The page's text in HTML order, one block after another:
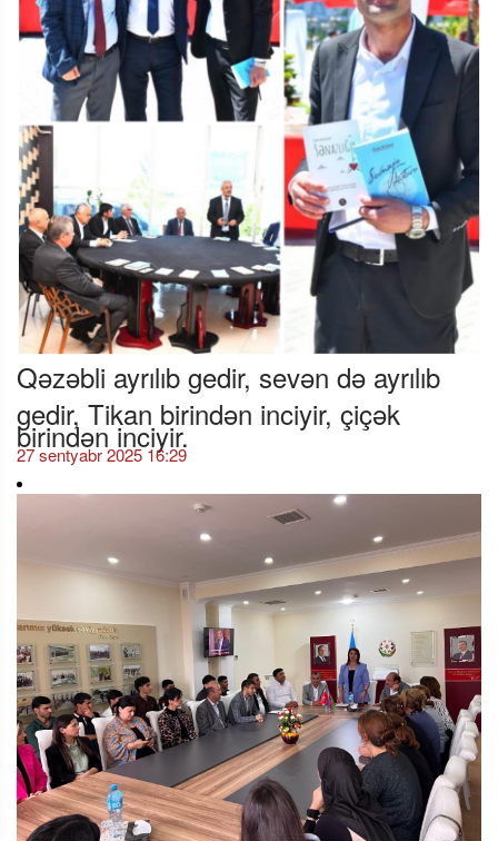
Qəzəbli ayrılıb gedir, sevən də ayrılıb
gedir, Tikan birindən inciyir, çiçək
birindən inciyir.
27 sentyabr 2025 16:29